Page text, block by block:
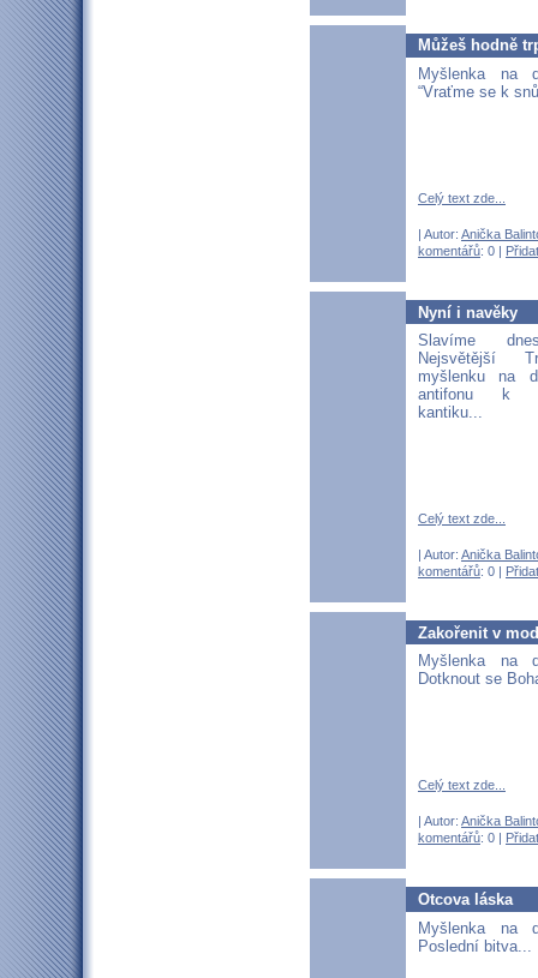
Můžeš hodně
Myšlenka na
“Vraťme se k
Celý text zde...
| Autor: Anička
komentářů: 0 |
Nyní i navěky
Slavíme
Nejsvětější
myšlenku na
antifonu k
kantiku...
Celý text zde...
| Autor: Anička
komentářů: 0 |
Zakořenit v
Myšlenka na
Dotknout se
Celý text zde...
| Autor: Anička
komentářů: 0 |
Otcova láska
Myšlenka na
Poslední bitva...